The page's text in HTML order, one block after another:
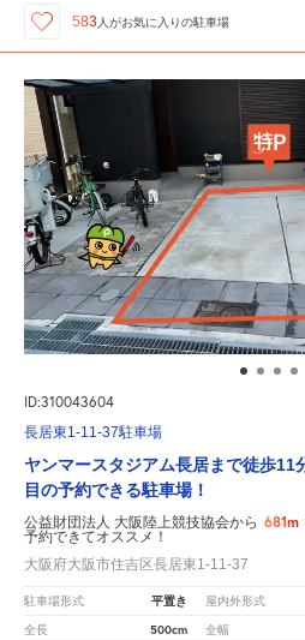
583人がお気に入りの駐車場
ID:310043604
長居東1-11-37駐車場
ヤンマースタジアム長居まで徒歩11
目の予約できる駐車場！
公益財団法人 大阪陸上競技協会から 681m
予約できてオススメ！
大阪府大阪市住吉区長居東1-11-37
駐車場形式 平置き 屋内外形式
全長 500cm 全幅